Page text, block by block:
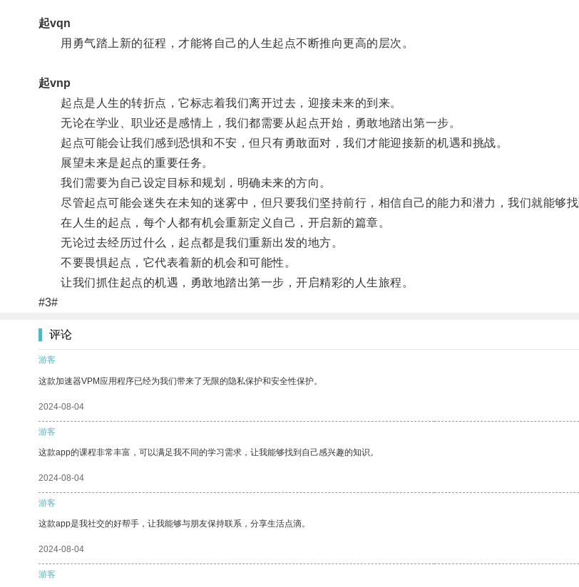
起vqn
用勇气踏上新的征程，才能将自己的人生起点不断推向更高的层次。
起vnp
起点是人生的转折点，它标志着我们离开过去，迎接未来的到来。
无论在学业、职业还是感情上，我们都需要从起点开始，勇敢地踏出第一步。
起点可能会让我们感到恐惧和不安，但只有勇敢面对，我们才能迎接新的机遇和挑战。
展望未来是起点的重要任务。
我们需要为自己设定目标和规划，明确未来的方向。
尽管起点可能会迷失在未知的迷雾中，但只要我们坚持前行，相信自己的能力和潜力，我们就能够找
在人生的起点，每个人都有机会重新定义自己，开启新的篇章。
无论过去经历过什么，起点都是我们重新出发的地方。
不要畏惧起点，它代表着新的机会和可能性。
让我们抓住起点的机遇，勇敢地踏出第一步，开启精彩的人生旅程。
#3#
评论
游客
这款加速器VPM应用程序已经为我们带来了无限的隐私保护和安全性保护。
2024-08-04
游客
这款app的课程非常丰富，可以满足我不同的学习需求，让我能够找到自己感兴趣的知识。
2024-08-04
游客
这款app是我社交的好帮手，让我能够与朋友保持联系，分享生活点滴。
2024-08-04
游客